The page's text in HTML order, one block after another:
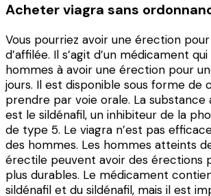
Acheter viagra sans
Vous pourriez avoir une érection
d’affilée. Il s’agit d’un médicament
hommes à avoir une érection pour
jours. Il est disponible sous forme de
prendre par voie orale. La substance
est le sildénafil, un inhibiteur de la
de type 5. Le viagra n’est pas
des hommes. Les hommes atteints
érectile peuvent avoir des érections
plus durables. Le médicament
sildénafil et du sildénafil, mais il est